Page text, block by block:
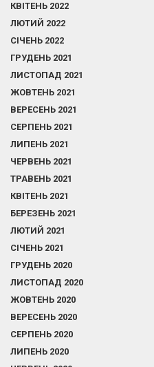
КВІТЕНЬ 2022
ЛЮТИЙ 2022
СІЧЕНЬ 2022
ГРУДЕНЬ 2021
ЛИСТОПАД 2021
ЖОВТЕНЬ 2021
ВЕРЕСЕНЬ 2021
СЕРПЕНЬ 2021
ЛИПЕНЬ 2021
ЧЕРВЕНЬ 2021
ТРАВЕНЬ 2021
КВІТЕНЬ 2021
БЕРЕЗЕНЬ 2021
ЛЮТИЙ 2021
СІЧЕНЬ 2021
ГРУДЕНЬ 2020
ЛИСТОПАД 2020
ЖОВТЕНЬ 2020
ВЕРЕСЕНЬ 2020
СЕРПЕНЬ 2020
ЛИПЕНЬ 2020